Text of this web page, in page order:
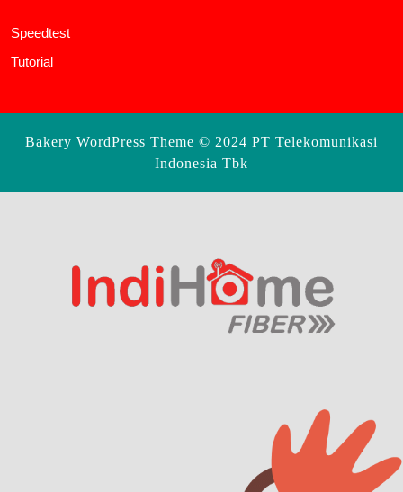
Speedtest
Tutorial
Bakery WordPress Theme © 2024 PT Telekomunikasi
Indonesia Tbk